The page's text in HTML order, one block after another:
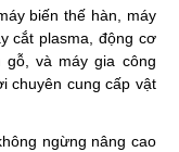
biến thế hàn, máy
cắt plasma, động cơ
gỗ, và máy gia công
chuyên cung cấp vật
ngừng nâng cao